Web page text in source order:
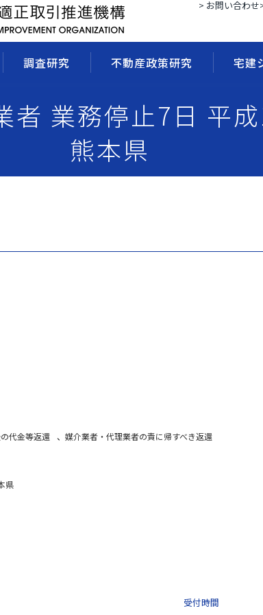
> お問い合わせ
調査研究 不動産政策研究 宅建
者 業務停止7日 平
熊本県
代金等返還 、 媒介業者・代理業者の責に帰すべき返還
県
受付時間